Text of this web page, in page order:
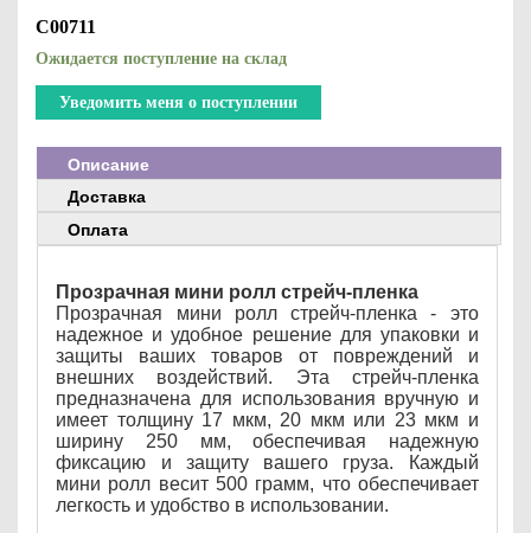
С00711
Ожидается поступление на склад
Уведомить меня о поступлении
Описание
Доставка
Оплата
Прозрачная мини ролл стрейч-пленка
Прозрачная мини ролл стрейч-пленка - это
надежное и удобное решение для упаковки и
защиты ваших товаров от повреждений и
внешних воздействий. Эта стрейч-пленка
предназначена для использования вручную и
имеет толщину 17 мкм, 20 мкм или 23 мкм и
ширину 250 мм, обеспечивая надежную
фиксацию и защиту вашего груза. Каждый
мини ролл весит 500 грамм, что обеспечивает
легкость и удобство в использовании.